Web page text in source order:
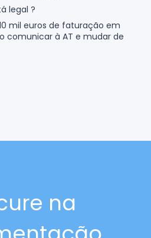
legal ?
mil euros de faturação em
comunicar à AT e mudar de
na